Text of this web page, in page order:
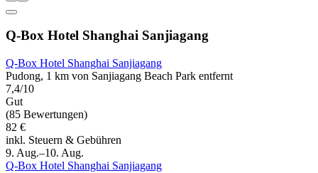
Q-Box Hotel Shanghai Sanjiagang
Q-Box Hotel Shanghai Sanjiagang
Pudong, 1 km von Sanjiagang Beach Park entfernt
7,4/10
Gut
(85 Bewertungen)
82 €
inkl. Steuern & Gebühren
9. Aug.–10. Aug.
Q-Box Hotel Shanghai Sanjiagang